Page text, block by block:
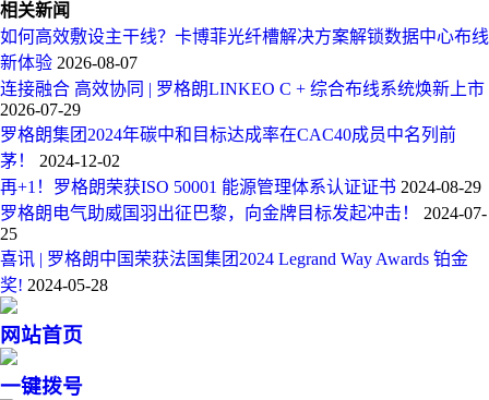
相关新闻
如何高效敷设主干线？卡博菲光纤槽解决方案解锁数据中心布线
新体验 2026-08-07
连接融合 高效协同 | 罗格朗LINKEO C + 综合布线系统焕新上市
2026-07-29
罗格朗集团2024年碳中和目标达成率在CAC40成员中名列前
茅！
2024-12-02
再+1！罗格朗荣获ISO 50001 能源管理体系认证证书 2024-08-29
罗格朗电气助威国羽出征巴黎，向金牌目标发起冲击！
2024-07-
25
喜讯 | 罗格朗中国荣获法国集团2024 Legrand Way Awards 铂金
奖! 2024-05-28
网站首页
一键拨号